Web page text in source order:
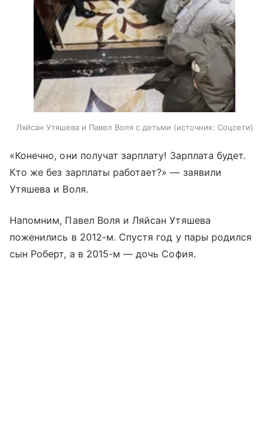
Ляйсан Утяшева и Павел Воля с детьми источник: Соцсети
«Конечно, они получат зарплату! Зарплата будет.
Кто же без зарплаты работает?» — заявили
Утяшева и Воля.
Напомним, Павел Воля и Ляйсан Утяшева
поженились в 2012-м. Спустя год у пары родился
сын Роберт, а в 2015-м — дочь София.